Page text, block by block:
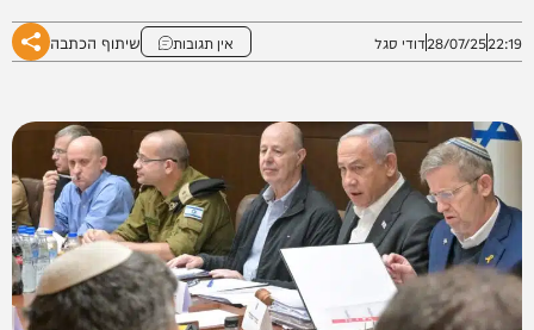
22:19
28/07/25דודי סגל אין תגובות שיתוף הכתבה